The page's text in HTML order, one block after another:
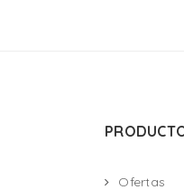
Ofertas